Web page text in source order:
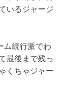
いるジャージ
ム続行派でわ
最後まで残っ
くちゃジャー